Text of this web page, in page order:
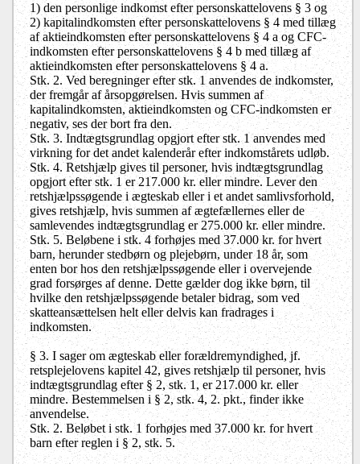
1) den personlige indkomst efter personskattelovens § 3 og
2) kapitalindkomsten efter personskattelovens § 4 med tillæg
af aktieindkomsten efter personskattelovens § 4 a og CFC-
indkomsten efter personskattelovens § 4 b med tillæg af
aktieindkomsten efter personskattelovens § 4 a.
Stk. 2. Ved beregninger efter stk. 1 anvendes de indkomster,
der fremgår af årsopgørelsen. Hvis summen af
kapitalindkomsten, aktieindkomsten og CFC-indkomsten er
negativ, ses der bort fra den.
Stk. 3. Indtægtsgrundlag opgjort efter stk. 1 anvendes med
virkning for det andet kalenderår efter indkomstårets udløb.
Stk. 4. Retshjælp gives til personer, hvis indtægtsgrundlag
opgjort efter stk. 1 er 217.000 kr. eller mindre. Lever den
retshjælpssøgende i ægteskab eller i et andet samlivsforhold,
gives retshjælp, hvis summen af ægtefællernes eller de
samlevendes indtægtsgrundlag er 275.000 kr. eller mindre.
Stk. 5. Beløbene i stk. 4 forhøjes med 37.000 kr. for hvert
barn, herunder stedbørn og plejebørn, under 18 år, som
enten bor hos den retshjælpssøgende eller i overvejende
grad forsørges af denne. Dette gælder dog ikke børn, til
hvilke den retshjælpssøgende betaler bidrag, som ved
skatteansættelsen helt eller delvis kan fradrages i
indkomsten.
§ 3. I sager om ægteskab eller forældremyndighed, jf.
retsplejelovens kapitel 42, gives retshjælp til personer, hvis
indtægtsgrundlag efter § 2, stk. 1, er 217.000 kr. eller
mindre. Bestemmelsen i § 2, stk. 4, 2. pkt., finder ikke
anvendelse.
Stk. 2. Beløbet i stk. 1 forhøjes med 37.000 kr. for hvert
barn efter reglen i § 2, stk. 5.